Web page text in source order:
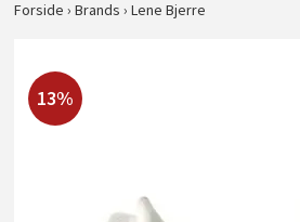
Forside ›Brands ›Lene Bjerre
13%